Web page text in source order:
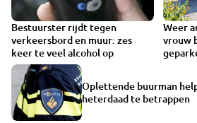
Bestuurster rijdt tegen
verkeersbord en muur: zes
keer te veel alcohol op
Weer
vrouw
Oplettende buurman
heterdaad te betrappen